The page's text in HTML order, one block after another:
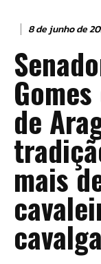
8 de junho de
de
mais